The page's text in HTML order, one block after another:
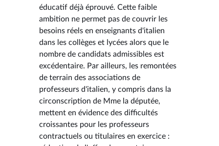
éducatif déjà éprouvé. Cette faible
ambition ne permet pas de couvrir les
besoins réels en enseignants d'italien
dans les collèges et lycées alors que le
nombre de candidats admissibles est
excédentaire. Par ailleurs, les remontées
de terrain des associations de
professeurs d'italien, y compris dans la
circonscription de Mme la députée,
mettent en évidence des difficultés
croissantes pour les professeurs
contractuels ou titulaires en exercice :